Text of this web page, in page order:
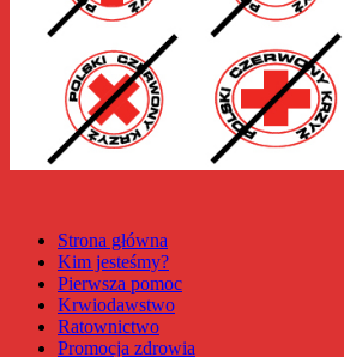
Strona główna
Kim jesteśmy?
Pierwsza pomoc
Krwiodawstwo
Ratownictwo
Promocja zdrowia